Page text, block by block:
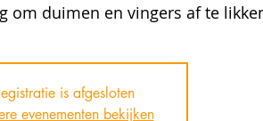
om duimen en vingers af te
is afgesloten
evenementen bekijken